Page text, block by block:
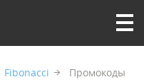
Fibonacci Промокоды